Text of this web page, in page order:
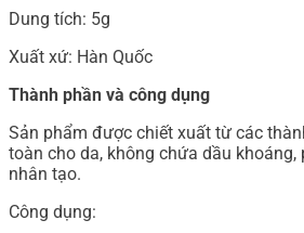
Dung tích: 5g
Xuất xứ: Hàn Quốc
Thành phần và công dụng
Sản phẩm được chiết xuất từ các
toàn cho da, không chứa dầu khoáng,
nhân tạo.
Công dụng: